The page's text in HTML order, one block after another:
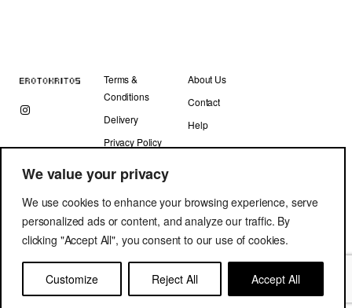
We value your privacy
We use cookies to enhance your browsing experience, serve
personalized ads or content, and analyze our traffic. By
clicking "Accept All", you consent to our use of cookies.
Customize Reject All Accept All
Terms &
Conditions
Delivery
Privacy Policy
About Us
Contact
Help
Copyright © Erotokritos 2019. All Rights Reserved.